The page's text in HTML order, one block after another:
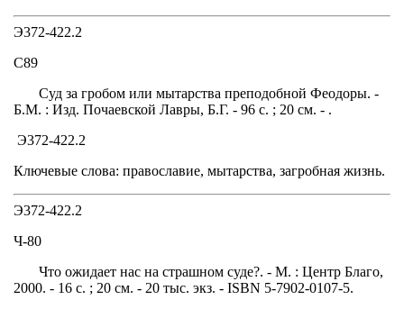
Э372-422.2
С89
Суд за гробом или мытарства преподобной Феодоры. -
Б.М. : Изд. Почаевской Лавры, Б.Г. - 96 с. ; 20 см. - .
Э372-422.2
Ключевые слова: православие, мытарства, загробная жизнь.
Э372-422.2
Ч-80
Что ожидает нас на страшном суде?. - М. : Центр Благо,
2000. - 16 с. ; 20 см. - 20 тыс. экз. - ISBN 5-7902-0107-5.